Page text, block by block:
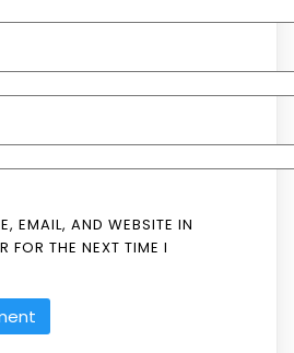
EMAIL, AND WEBSITE IN
FOR THE NEXT TIME I